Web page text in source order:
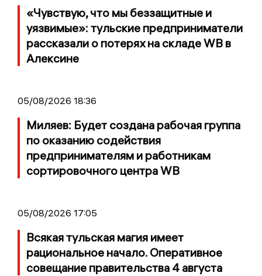
«Чувствую, что мы беззащитные и
уязвимые»: тульские предприниматели
рассказали о потерях на складе WB в
Алексине
05/08/2026 18:36
Миляев: Будет создана рабочая группа
по оказанию содействия
предпринимателям и работникам
сортировочного центра WB
05/08/2026 17:05
Всякая тульская магия имеет
рациональное начало. Оперативное
совещание правительства 4 августа